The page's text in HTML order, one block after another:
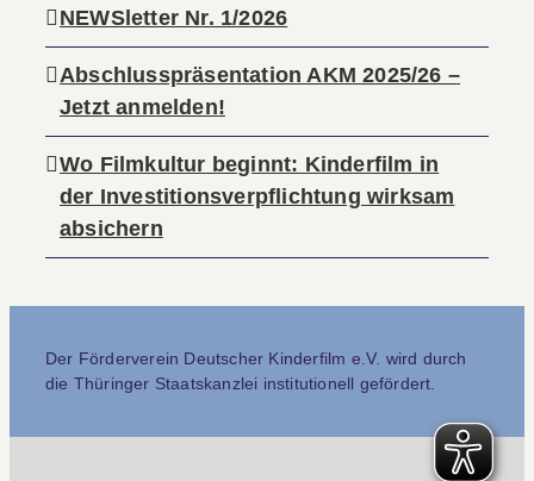
NEWSletter Nr. 1/2026
Abschlusspräsentation AKM 2025/26 –
Jetzt anmelden!
Wo Filmkultur beginnt: Kinderfilm in
der Investitionsverpflichtung wirksam
absichern
Der Förderverein Deutscher Kinderfilm e.V. wird durch
die Thüringer Staatskanzlei institutionell gefördert.